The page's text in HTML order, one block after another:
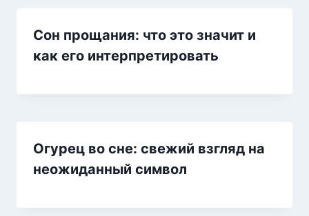
Сон прощания: что это значит и
как его интерпретировать
Огурец во сне: свежий взгляд на
неожиданный символ